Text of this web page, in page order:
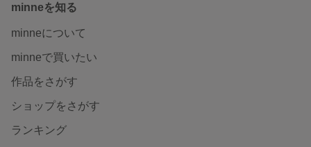
minneを知る
minneについて
minneで買いたい
作品をさがす
ショップをさがす
ランキング